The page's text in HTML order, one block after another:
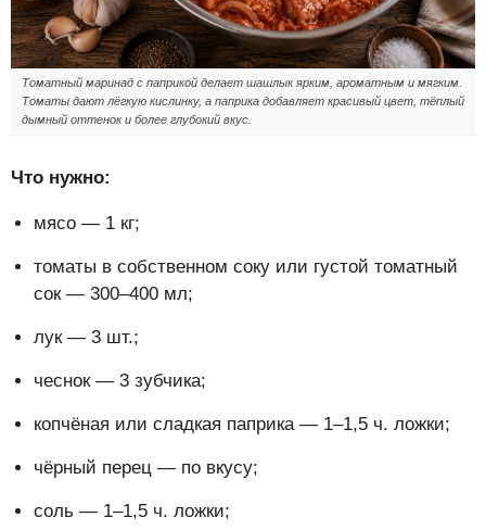
Томатный маринад с паприкой делает шашлык ярким, ароматным и мягким.
Томаты дают лёгкую кислинку, а паприка добавляет красивый цвет, тёплый
дымный оттенок и более глубокий вкус.
Что нужно:
мясо — 1 кг;
томаты в собственном соку или густой томатный
сок — 300–400 мл;
лук — 3 шт.;
чеснок — 3 зубчика;
копчёная или сладкая паприка — 1–1,5 ч. ложки;
чёрный перец — по вкусу;
соль — 1–1,5 ч. ложки;